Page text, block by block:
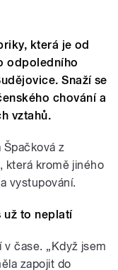
která je od
odpoledního
Snaží se
chování a
vztahů.
Špačková z
která kromě jiného
vystupování.
už to neplatí
čase. „Když jsem
zapojit do